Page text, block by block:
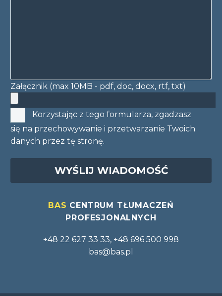
Załącznik (max 10MB - pdf, doc, docx, rtf, txt)
Korzystając z tego formularza, zgadzasz
się na przechowywanie i przetwarzanie Twoich
danych przez tę stronę.
BAS CENTRUM TŁUMACZEŃ
PROFESJONALNYCH
+48 22 627 33 33, +48 696 500 998
bas@bas.pl